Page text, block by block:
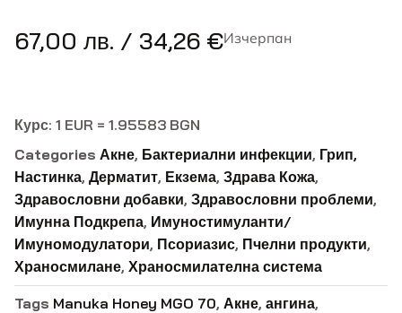
67,00 лв. / 34,26 €Изчерпан
Курс: 1 EUR = 1.95583 BGN
Categories Акне, Бактериални инфекции, Грип,
Настинка, Дерматит, Екзема, Здрава Кожа,
Здравословни добавки, Здравословни проблеми,
Имунна Подкрепа, Имуностимуланти/
Имуномодулатори, Псориазис, Пчелни продукти,
Храносмилане, Храносмилателна система
Tags Manuka Honey MGO 70, Акне, ангина,